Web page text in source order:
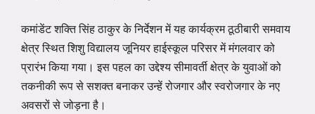
कमांडेंट शक्ति सिंह ठाकुर के निर्देशन में यह कार्यक्रम ठूठीबारी समवाय
क्षेत्र स्थित शिशु विद्यालय जूनियर हाईस्कूल परिसर में मंगलवार को
प्रारंभ किया गया। इस पहल का उद्देश्य सीमावर्ती क्षेत्र के युवाओं को
तकनीकी रूप से सशक्त बनाकर उन्हें रोजगार और स्वरोजगार के नए
अवसरों से जोड़ना है।